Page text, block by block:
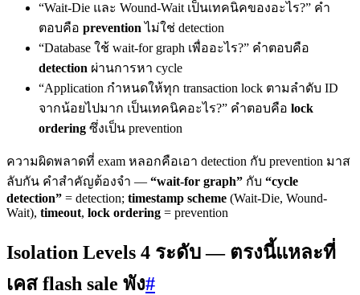
“Wait-Die และ Wound-Wait เป็นเทคนิคของอะไร?” คำ
ตอบคือ prevention ไม่ใช่ detection
“Database ใช้ wait-for graph เพื่ออะไร?” คำตอบคือ
detection ผ่านการหา cycle
“Application กำหนดให้ทุก transaction lock ตามลำดับ ID
จากน้อยไปมาก เป็นเทคนิคอะไร?” คำตอบคือ lock
ordering ซึ่งเป็น prevention
ความผิดพลาดที่ exam หลอกคือเอา detection กับ prevention มาส
ลับกัน คำสำคัญต้องจำ — “wait-for graph” กับ “cycle
detection” = detection; timestamp scheme (Wait-Die, Wound-
Wait), timeout, lock ordering = prevention
Isolation Levels 4 ระดับ — ตรงนี้แหละที่
เคส flash sale พัง#